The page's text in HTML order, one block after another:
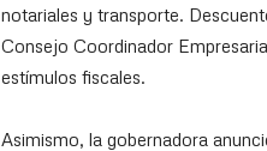
notariales y transporte.
Consejo Coordinador
estímulos fiscales.
Asimismo, la gobernadora